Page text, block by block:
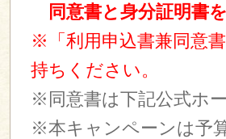
同意書と身分証明書
※「利用申込書兼同意
持ちください。
※同意書は下記公式ホ
※本キャンペーンは予